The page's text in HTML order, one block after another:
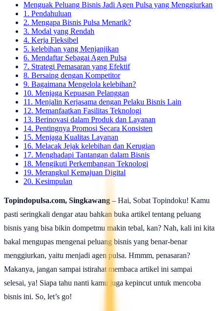
Menguak Peluang Bisnis Jadi Agen Pulsa yang Menggiurkan
1. Pendahuluan
2. Mengapa Bisnis Pulsa Menarik?
3. Modal yang Rendah
4. Kerja Fleksibel
5. kelebihan yang Menjanjikan
6. Mendaftar Sebagai Agen Pulsa
7. Strategi Pemasaran yang Efektif
8. Bersaing dengan Kompetitor
9. Bagaimana Mengelola kelebihan?
10. Menjaga Kepuasan Pelanggan
11. Menjalin Kerjasama dengan Pelaku Bisnis Lain
12. Memanfaatkan Fasilitas Teknologi
13. Berinovasi dalam Produk dan Layanan
14. Pentingnya Promosi Secara Konsisten
15. Menjaga Kualitas Layanan
16. Melacak Jejak kelebihan dan Kerugian
17. Menghadapi Tantangan dalam Bisnis
18. Mengikuti Perkembangan Teknologi
19. Merangkul Kemajuan Digital
20. Kesimpulan
Topindopulsa.com, Singkawang – Hai, Sobat Topindoku! Kamu
pasti seringkali dengar atau bahkan buka artikel tentang peluang
bisnis yang bisa bikin dompetmu makin tebal, kan? Nah, kali ini kita
bakal mengupas mengenai peluang bisnis yang benar-benar
menggiurkan, yaitu menjadi agen pulsa. Hmmm, penasaran?
Makanya, jangan sampai istirahat membaca artikel ini sampai
selesai, ya! Siapa tahu nanti kamu juga kepincut untuk mencoba
bisnis ini. So, let’s go!